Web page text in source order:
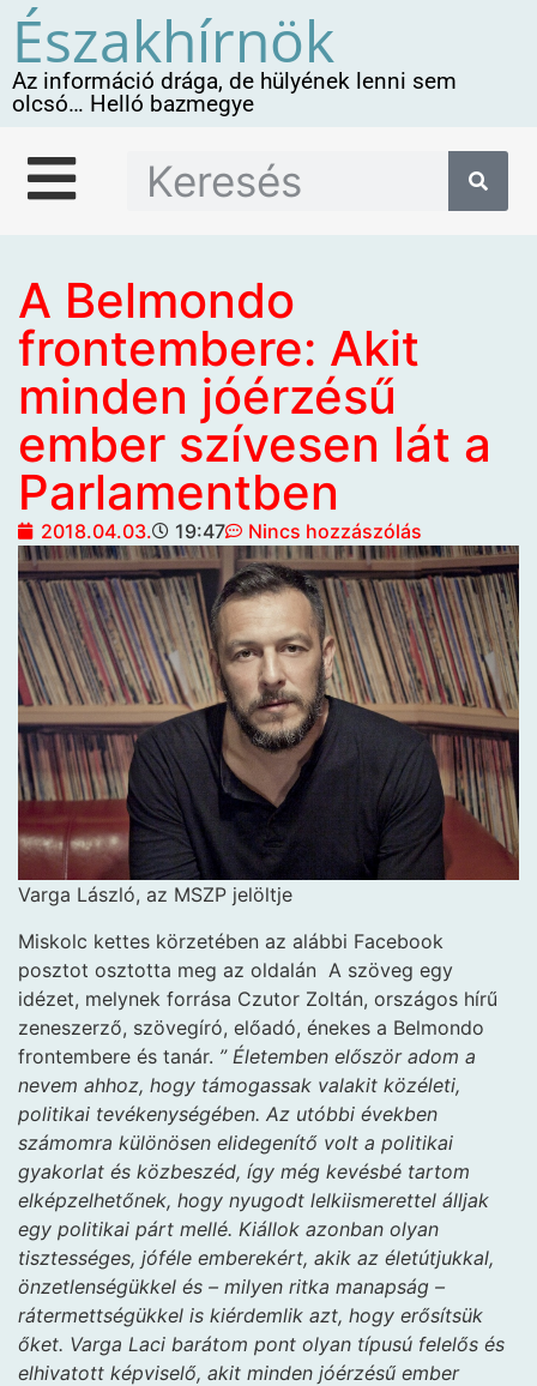
Északhírnök
Az információ drága, de hülyének lenni sem
olcsó… Helló bazmegye
A Belmondo
frontembere: Akit
minden jóérzésű
ember szívesen lát a
Parlamentben
2018.04.03. 19:47 Nincs hozzászólás
Varga László, az MSZP jelöltje
Miskolc kettes körzetében az alábbi Facebook
posztot osztotta meg az oldalán A szöveg egy
idézet, melynek forrása Czutor Zoltán, országos hírű
zeneszerző, szövegíró, előadó, énekes a Belmondo
frontembere és tanár. ” Életemben először adom a
nevem ahhoz, hogy támogassak valakit közéleti,
politikai tevékenységében. Az utóbbi években
számomra különösen elidegenítő volt a politikai
gyakorlat és közbeszéd, így még kevésbé tartom
elképzelhetőnek, hogy nyugodt lelkiismerettel álljak
egy politikai párt mellé. Kiállok azonban olyan
tisztességes, jóféle emberekért, akik az életútjukkal,
önzetlenségükkel és – milyen ritka manapság –
rátermettségükkel is kiérdemlik azt, hogy erősítsük
őket. Varga Laci barátom pont olyan típusú felelős és
elhivatott képviselő, akit minden jóérzésű ember